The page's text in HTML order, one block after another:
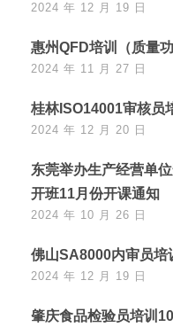
2024 年 12 月 19 日
惠州QFD培训（质量
2024 年 11 月 27 日
桂林ISO14001审核员
2024 年 12 月 20 日
东莞举办生产经营单
开班11月份开课通知
2024 年 10 月 26 日
佛山SA8000内审员培
2024 年 12 月 19 日
肇庆食品检验员培训